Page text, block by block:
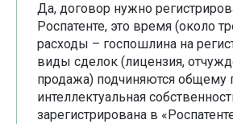
Да, договор нужно
Роспатенте, это время (около
расходы – госпошлина на
виды сделок (лицензия,
продажа) подчиняются общему
интеллектуальная
зарегистрирована в